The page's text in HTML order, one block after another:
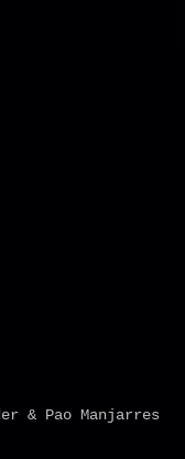
& Pao Manjarres